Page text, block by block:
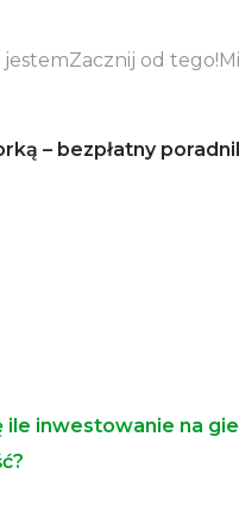
jestemZacznij od tego!
– bezpłatny
ile inwestowanie na